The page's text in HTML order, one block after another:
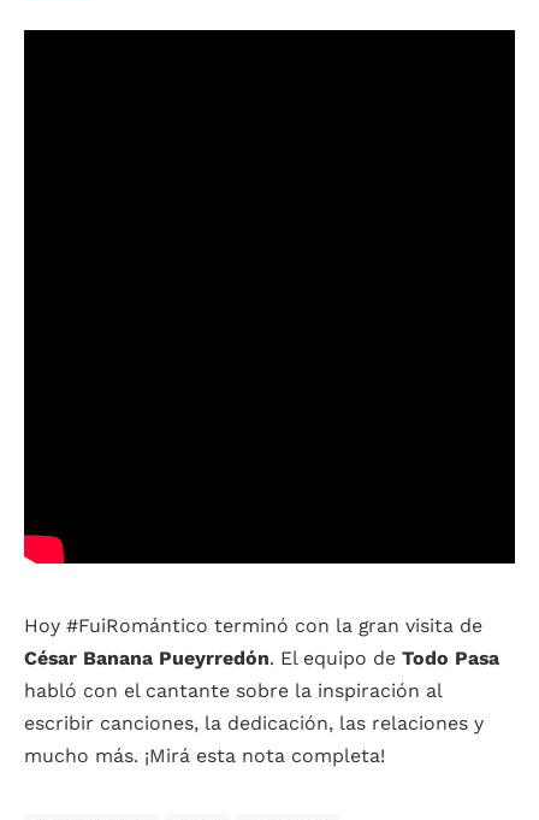
Hoy #FuiRomántico terminó con la gran visita de
César Banana Pueyrredón. El equipo de Todo Pasa
habló con el cantante sobre la inspiración al
escribir canciones, la dedicación, las relaciones y
mucho más. ¡Mirá esta nota completa!